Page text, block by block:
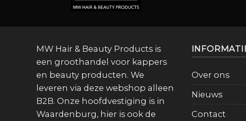
MW Hair & Beauty Products is
een groothandel voor kappers
en beauty producten. We
leveren via deze webshop alleen
B2B. Onze hoofdvestiging is in
Waardenburg, hier is ook de
Over ons
Nieuws
Contact